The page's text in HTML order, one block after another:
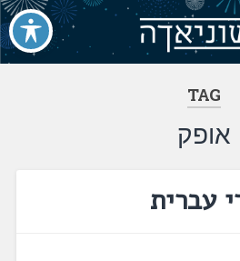
TAG
אופק
עברית